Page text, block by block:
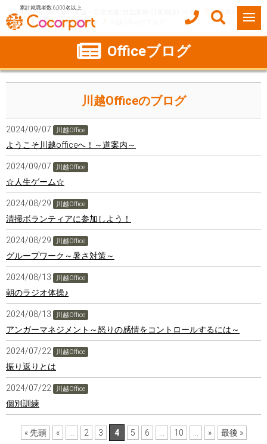
累計就職者数 6,000名以上
ココルポート(就労移行支援・定着支援/自立訓練/計画相談) HOME
事業所紹介
埼玉県
川越市 川越Office
Officeブログ
川越Officeのブログ
2024/09/07 川越Office
ようこそ川越officeへ！～道案内～
2024/09/07 川越Office
☆人生ゲーム☆
2024/08/29 川越Office
清掃ボランティアに参加しよう！
2024/08/29 川越Office
グループワーク～暑さ対策～
2024/08/13 川越Office
朝のラジオ体操♪
2024/08/13 川越Office
アンガーマネジメント～怒りの感情をコントロールするには～
2024/07/22 川越Office
振り返りとは
2024/07/22 川越Office
個別訓練
« 先頭 « 2 3 4 5 6 10 » 最後 »